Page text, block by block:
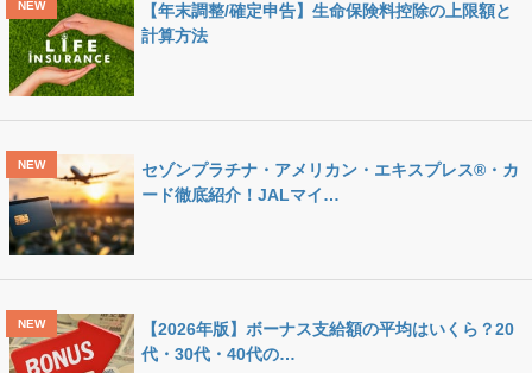
【年末調整/確定申告】生命保険料控除の上限額と
計算方法
セゾンプラチナ・アメリカン・エキスプレス®・カ
ード徹底紹介！JALマイ…
【2026年版】ボーナス支給額の平均はいくら？20
代・30代・40代の…